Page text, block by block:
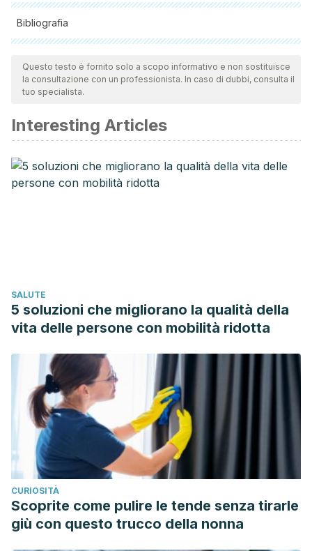
Bibliografia
Tutte le fonti citate sono state esaminate a fondo dal nostro
team per garantirne la qualità, l'affidabilità, l'attualità e la
validità. La bibliografia di questo articolo è stata considerata
Huallullo, C., & Olegario, G. (2018). Estudio de los materiales
de acabado de superficies de muebles de madera.
González, S. F. L. Manipulación y Almacenamiento de
Sustancias Químicas en la Industria de Muebles de Madera
ambiente
Morales, M. I. C., & Sordo, J. J. E. (1995). Acabados para
madera en exteriores.
Nutsch, W. (1996).
Tecnología de la madera y del mueble
Reverté.
Bohórquez Duque, M. S. (2005). Guía para el artesano:
referencial oficios de madera.
Questo testo è fornito solo a scopo informativo e non sostituisce
la consultazione con un professionista. In caso di dubbi, consulta il
tuo specialista.
Interesting Articles
SALUTE
5 soluzioni che migliorano la qualità della
vita delle persone con mobilità ridotta
CURIOSITÀ
Scoprite come pulire le tende senza tirarle
giù con questo trucco della nonna